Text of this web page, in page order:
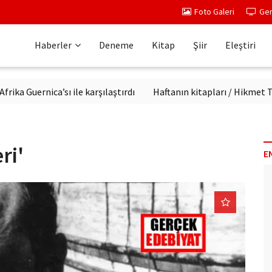
Foto Galeri
Haberler Deneme Kitap Şiir Eleştiri
ile karşılaştırdı Haftanın kitapları / Hikmet Temel